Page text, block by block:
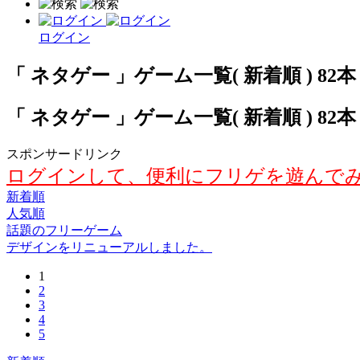
ログイン
「 ネタゲー 」ゲーム一覧( 新着順 ) 82本
「 ネタゲー 」ゲーム一覧( 新着順 ) 82本
スポンサードリンク
ログインして、便利にフリゲを遊んで
新着順
人気順
話題のフリーゲーム
デザインをリニューアルしました。
1
2
3
4
5